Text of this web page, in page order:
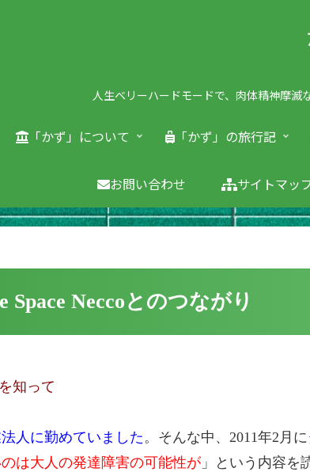
人生ベリーハードモードで、肉体精神摩滅
「かず」について 「かず」の旅行記
お問い合わせ サイトマッ
Space Neccoとのつながり
知って
人に勤めていました。そんな中、2011年2月に
は大人の発達障害の可能性が 」という内容を